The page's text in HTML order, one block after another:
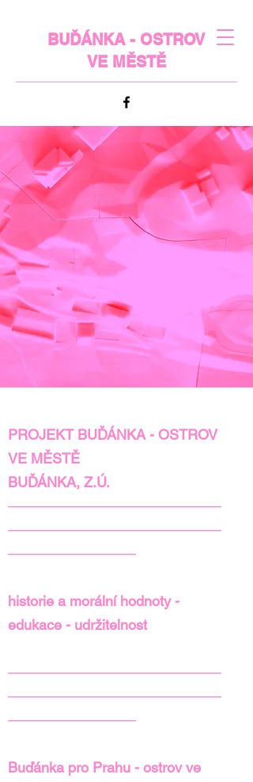
BUĎÁNKA - OSTROV
VE MĚSTĚ
PROJEKT BUĎÁNKA - OSTROV
VE MĚSTĚ
BUĎÁNKA, Z.Ú.
———————————————
———————————————
—————————
historie a morální hodnoty -
edukace - udržitelnost
———————————————
———————————————
—————————
Buďánka pro Prahu - ostrov ve